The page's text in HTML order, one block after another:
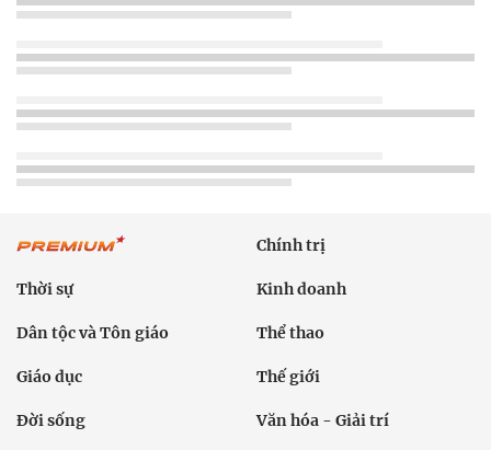
Chính trị
Thời sự Kinh doanh
Dân tộc và Tôn giáo Thể thao
Giáo dục Thế giới
Đời sống Văn hóa - Giải trí